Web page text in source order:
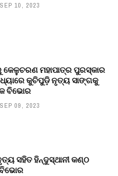
SEP 10, 2023
ମହାପାତ୍ର ପୁରସ୍କାର
କୁଚିପୁଡ଼ି ନୃତ୍ୟ ସାଙ୍ଗକୁ
ବିଭୋର
SEP 09, 2023
ସହିତ ହିନ୍ଦୁସ୍ଥାନୀ କଣ୍ଠ
ବିଭୋର